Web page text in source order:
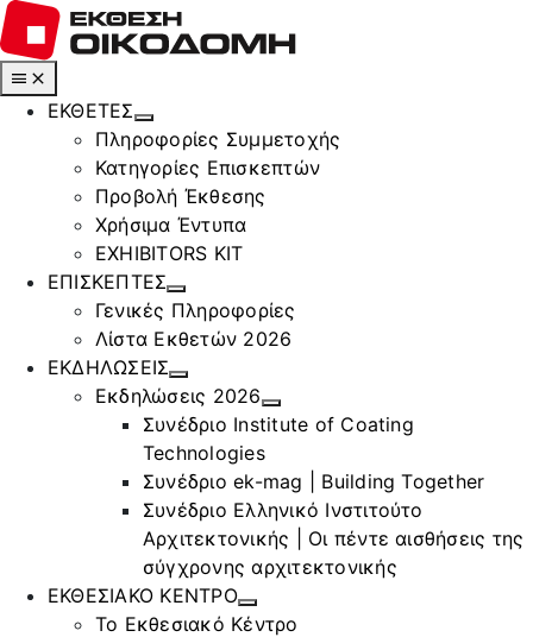
Μετάβαση
στο
περιεχόμενο
Toggle
Navigation
ΕΚΘΕΤΕΣ
Πληροφορίες Συμμετοχής
Κατηγορίες Επισκεπτών
Προβολή Έκθεσης
Χρήσιμα Έντυπα
EXHIBITORS KIT
ΕΠΙΣΚΕΠΤΕΣ
Γενικές Πληροφορίες
Λίστα Εκθετών 2026
ΕΚΔΗΛΩΣΕΙΣ
Εκδηλώσεις 2026
Συνέδριο Institute of Coating
Technologies
Συνέδριο ek-mag | Building Together
Συνέδριο Ελληνικό Ινστιτούτο
Αρχιτεκτονικής | Οι πέντε αισθήσεις της
σύγχρονης αρχιτεκτονικής
ΕΚΘΕΣΙΑΚΟ ΚΕΝΤΡΟ
Το Εκθεσιακό Κέντρο